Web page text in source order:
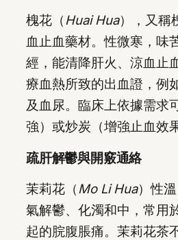
槐花（ Huai Hua），又稱
血止血藥材。性微寒，味
經，能清降肝火、涼血止
療血熱所致的出血證，例
及血尿。臨床上依據需求
強）或炒炭（增強止血效
疏肝解鬱與開竅通絡
茉莉花（ Mo Li Hua）性
氣解鬱、化濁和中，常用
起的脘腹脹痛。茉莉花茶